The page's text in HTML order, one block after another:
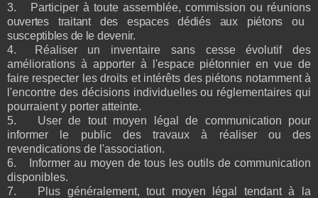
3.
Participer à toute assemblée, commission ou réunions
ouvertes traitant des espaces dédiés aux piétons ou
susceptibles de le devenir.
4.
Réaliser un inventaire sans cesse évolutif des
améliorations à apporter à l'espace piétonnier en vue de
faire respecter les droits et intérêts des piétons notamment à
l'encontre des décisions individuelles ou réglementaires qui
pourraient y porter atteinte.
5.
User de tout moyen légal de communication pour
informer le public des travaux à réaliser ou des
revendications de l'association.
6.
Informer au moyen de tous les outils de communication
disponibles.
7.
Plus généralement, tout moyen légal tendant à la